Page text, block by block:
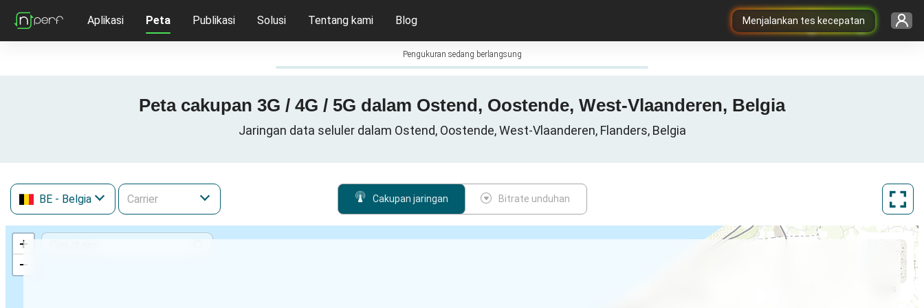
Menjalankan tes kecepatan
Aplikasi Peta Publikasi Solusi Tentang kami Blog
Pengukuran sedang berlangsung
Peta cakupan 3G / 4G / 5G dalam Ostend, Oostende, West-Vlaanderen, Belgia
Jaringan data seluler dalam Ostend, Oostende, West-Vlaanderen, Flanders, Belgia
BE - Belgia Cakupan jaringan Bitrate unduhan
+
−